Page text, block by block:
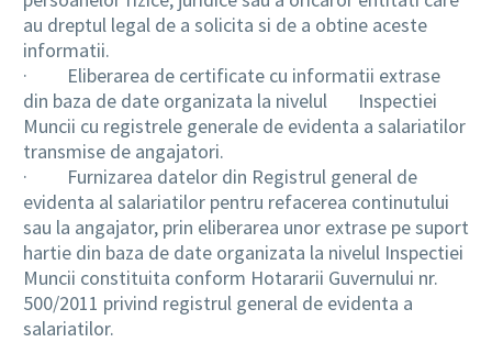
au dreptul legal de a solicita si de a obtine aceste
informatii.
·
Eliberarea de certificate cu informatii extrase
din baza de date organizata la nivelul Inspectiei
Muncii cu registrele generale de evidenta a salariatilor
transmise de angajatori.
·
Furnizarea datelor din Registrul general de
evidenta al salariatilor pentru refacerea continutului
sau la angajator, prin eliberarea unor extrase pe suport
hartie din baza de date organizata la nivelul Inspectiei
Muncii constituita conform Hotararii Guvernului nr.
500/2011 privind registrul general de evidenta a
salariatilor.